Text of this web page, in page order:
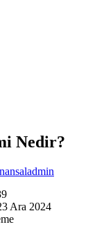
Nedir?
Ara 2024